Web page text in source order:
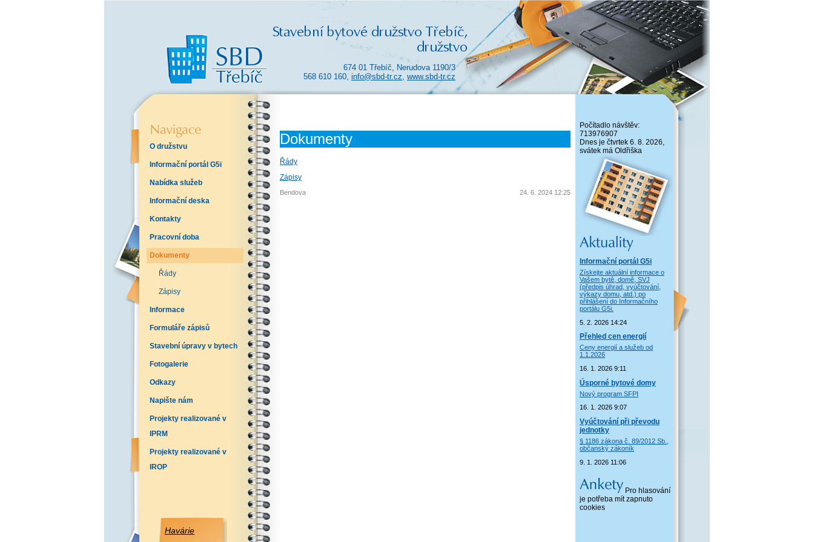
674 01 Třebíč, Nerudova 1190/3
568 610 160, info@sbd-tr.cz, www.sbd-tr.cz
O družstvu
Informační portál G5i
Nabídka služeb
Informační deska
Kontakty
Pracovní doba
Dokumenty
Řády
Zápisy
Informace
Formuláře zápisů
Stavební úpravy v bytech
Fotogalerie
Odkazy
Napište nám
Projekty realizované v
IPRM
Projekty realizované v
IROP
Havárie
Počítadlo návštěv:
713976907
Dnes je čtvrtek 6. 8. 2026,
svátek má Oldřiška
Informační portál G5i
Získejte aktuální informace o
Vašem bytě, domě, SVJ
(předpis úhrad, vyúčtování,
výkazy domu, atd.) po
přihlášení do Informačního
portálu G5i.
5. 2. 2026 14:24
Přehled cen energií
Ceny energií a služeb od
1.1.2026
16. 1. 2026 9:11
Úsporné bytové domy
Nový program SFPI
16. 1. 2026 9:07
Vyúčtování při převodu
jednotky
§ 1186 zákona č. 89/2012 Sb.,
občanský zákoník
9. 1. 2026 11:06
Pro hlasování
je potřeba mít zapnuto
cookies
Dokumenty
Řády
Zápisy
Bendova 24. 6. 2024 12:25